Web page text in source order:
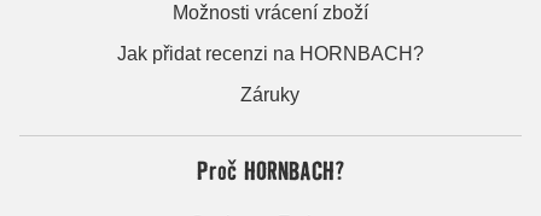
Možnosti vrácení zboží
Jak přidat recenzi na HORNBACH?
Záruky
Proč HORNBACH?